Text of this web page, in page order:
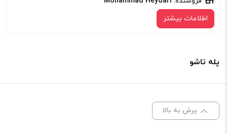
اطلاعات بیشتر
پله تاشو
پرش به بالا